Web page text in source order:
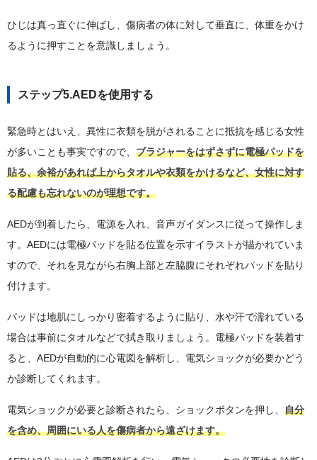
ひじは真っ直ぐに伸ばし、傷病者の体に対して垂直に、体重をかけ
るように押すことを意識しましょう。
ステップ5.AEDを使用する
緊急時とはいえ、異性に衣類を脱がされることに抵抗を感じる女性
が多いことも事実ですので、 ブラジャーをはずさずに電極パッドを
貼る、余裕があれば上からタオルや衣類をかけるなど、女性に対す
る配慮も忘れないのが理想です。
AEDが到着したら、電源を入れ、音声ガイダンスに従って操作しま
す。AEDには電極パッドを貼る位置を示すイラストが描かれていま
すので、それを見ながら右胸上部と左脇腹にそれぞれパッドを貼り
付けます。
パッドは地肌にしっかり密着するように貼り、水や汗で濡れている
場合は事前にタオルなどで拭き取りましょう。電極パッドを装着す
ると、AEDが自動的に心電図を解析し、電気ショックが必要かどう
か診断してくれます。
電気ショックが必要と診断されたら、ショックボタンを押し、 自分
を含め、周囲にいる人を傷病者から遠ざけます。